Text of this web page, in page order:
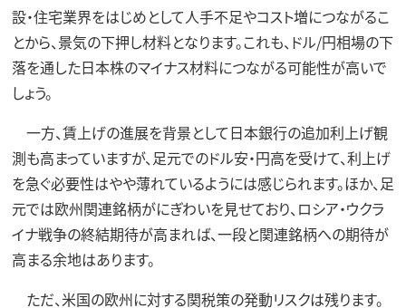
設・住宅業界をはじめとして人手不足やコスト増につながるこ
とから、景気の下押し材料となります。これも、ドル/円相場の下
落を通した日本株のマイナス材料につながる可能性が高いで
しょう。
一方、賃上げの進展を背景として日本銀行の追加利上げ観
測も高まっていますが、足元でのドル安・円高を受けて、利上げ
を急ぐ必要性はやや薄れているようには感じられます。ほか、足
元では欧州関連銘柄がにぎわいを見せており、ロシア・ウクラ
イナ戦争の終結期待が高まれば、一段と関連銘柄への期待が
高まる余地はあります。
ただ、米国の欧州に対する関税策の発動リスクは残ります。